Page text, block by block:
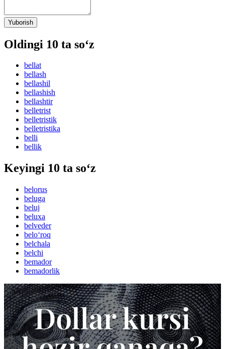
Yuborish
Oldingi 10 ta so‘z
bellat
bellash
bellashil
bellashish
bellashtir
belletrist
belletristik
belletristika
belli
bellik
Keyingi 10 ta so‘z
belorus
beluga
beluj
beluxa
belveder
belo‘roq
belchala
belchi
bemador
bemadorlik